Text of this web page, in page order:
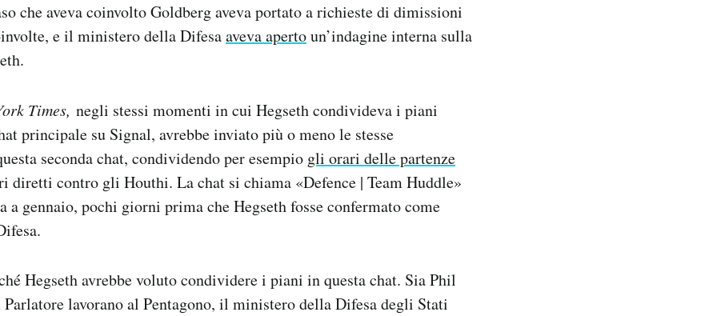
che aveva coinvolto Goldberg aveva portato a richieste di dimissioni
e il ministero della Difesaaveva apertoun’indagine interna sulla
Times, negli stessi momenti in cui Hegseth condivideva i piani
principale su Signal, avrebbe inviato più o meno le stesse
seconda chat, condividendo per esempio gli orari delle partenze
diretti contro gli Houthi. La chat si chiama «Defence | Team Huddle»
a gennaio, pochi giorni prima che Hegseth fosse confermato come
Hegseth avrebbe voluto condividere i piani in questa chat. Sia Phil
lavorano al Pentagono, il ministero della Difesa degli Stati